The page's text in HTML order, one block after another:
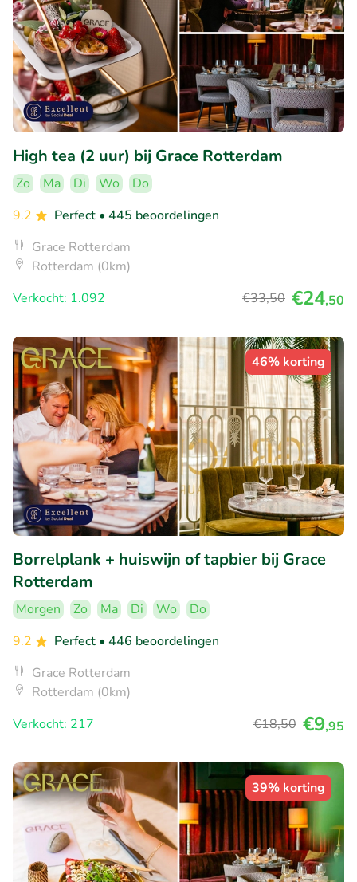
High tea (2 uur) bij Grace Rotterdam
Zo Ma Di Wo
Do
9.2
Perfect • 445 beoordelingen
Grace Rotterdam
Rotterdam (0km)
Verkocht: 1.092
€33,50 €24,50
46% korting
Borrelplank + huiswijn of tapbier bij Grace
Rotterdam
Morgen Zo Ma Di Wo
Do
9.2
Perfect • 446 beoordelingen
Grace Rotterdam
Rotterdam (0km)
Verkocht: 217
€18,50 €9,95
39% korting